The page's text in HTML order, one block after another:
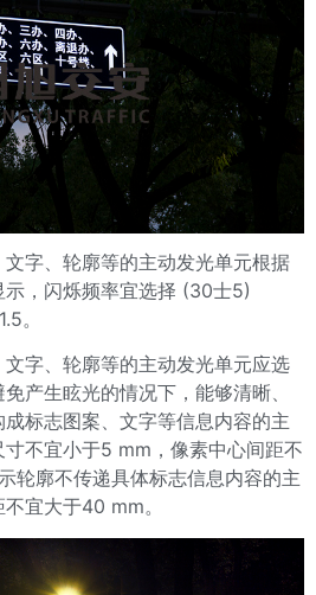
字、轮廓等的主动发光单元根据
，闪烁频率宜选择 (30士5)
。
字、轮廓等的主动发光单元应选
产生眩光的情况下，能够清晰、
标志图案、文字等信息内容的主
不宜小于5 mm，像素中心间距不
轮廓不传递具体标志信息内容的主
宜大于40 mm。